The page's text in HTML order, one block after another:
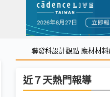
聯發科設計觀點 應材材
近７天熱門報導